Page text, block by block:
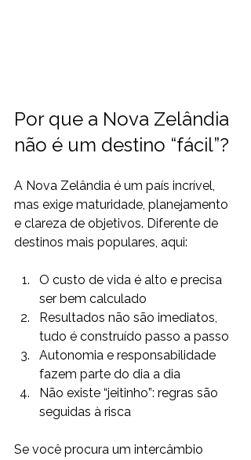
Por que a Nova Zelândia
não é um destino “fácil”?
A Nova Zelândia é um país incrível,
mas exige maturidade, planejamento
e clareza de objetivos. Diferente de
destinos mais populares, aqui:
O custo de vida é alto e precisa
ser bem calculado
Resultados não são imediatos,
tudo é construído passo a passo
Autonomia e responsabilidade
fazem parte do dia a dia
Não existe “jeitinho”: regras são
seguidas à risca
Se você procura um intercâmbio